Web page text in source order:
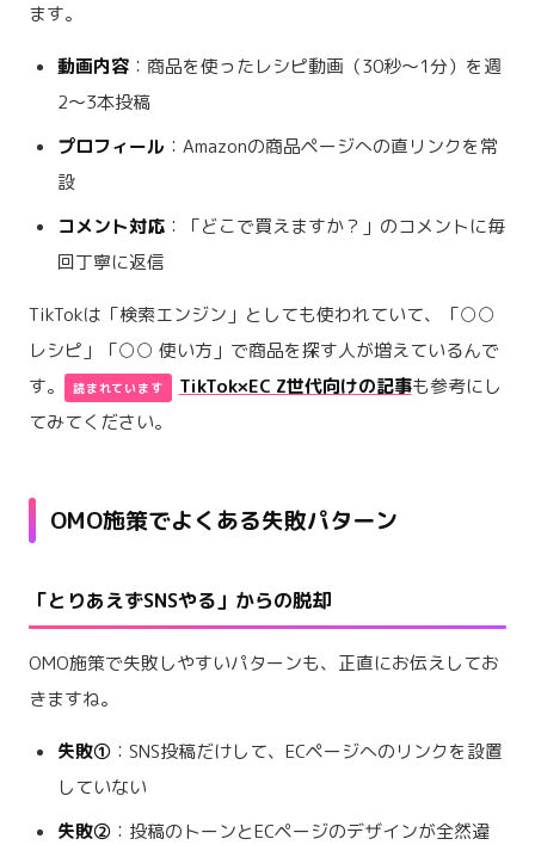
ます。
動画内容 ：商品を使ったレシピ動画（30秒〜1分）を週
2〜3本投稿
プロフィール ：Amazonの商品ページへの直リンクを常
設
コメント対応 ：「どこで買えますか？」のコメントに毎
回丁寧に返信
TikTokは「検索エンジン」としても使われていて、「○○
レシピ」「○○ 使い方」で商品を探す人が増えているんで
す。
TikTok×EC Z世代向けの記事も参考にし
てみてください。
OMO施策でよくある失敗パターン
「とりあえずSNSやる」からの脱却
OMO施策で失敗しやすいパターンも、正直にお伝えしてお
きますね。
失敗① ：SNS投稿だけして、ECページへのリンクを設置
していない
失敗② ：投稿のトーンとECページのデザインが全然違